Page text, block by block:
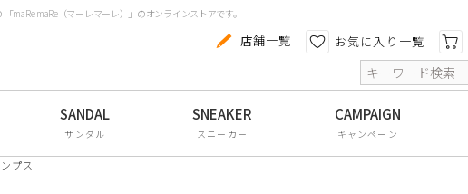
maRe maRe（マーレマーレ）」のオンラインストアです。
店舗一覧 お気に入り一覧
サンダル スニーカー キャンペーン
プス
コンフォートシューズ
パンプス
スニーカー
色から探す